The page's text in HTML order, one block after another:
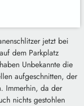
jetzt bei
dem Parkplatz
Unbekannte die
aufgeschnitten, der
Immerhin, da der
nichts gestohlen